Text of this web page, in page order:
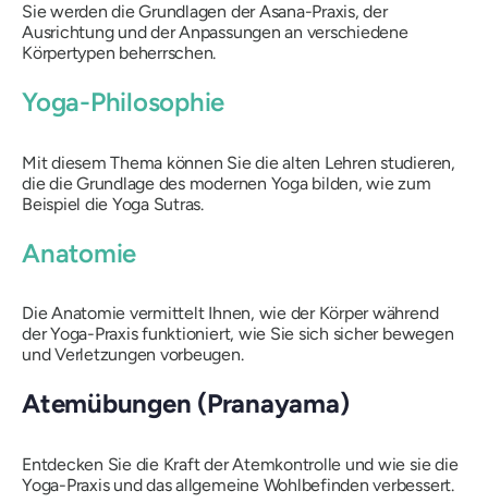
Sie werden die Grundlagen der Asana-Praxis, der
Ausrichtung und der Anpassungen an verschiedene
Körpertypen beherrschen.
Yoga-Philosophie
Mit diesem Thema können Sie die alten Lehren studieren,
die die Grundlage des modernen Yoga bilden, wie zum
Beispiel die Yoga Sutras.
Anatomie
Die Anatomie vermittelt Ihnen, wie der Körper während
der Yoga-Praxis funktioniert, wie Sie sich sicher bewegen
und Verletzungen vorbeugen.
Atemübungen (Pranayama)
Entdecken Sie die Kraft der Atemkontrolle und wie sie die
Yoga-Praxis und das allgemeine Wohlbefinden verbessert.